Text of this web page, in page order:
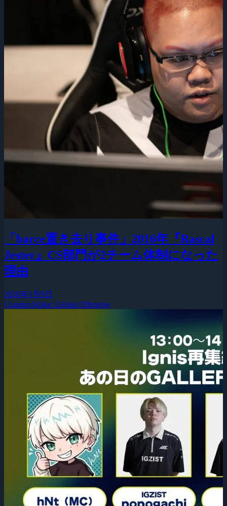
「barce置き去り事件」2016年『Rascal
Jester』CS部門が2チーム体制になった
理由
2026年1月9日
Counter-Strike: Global Offensive